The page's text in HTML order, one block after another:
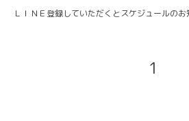
ＬＩＮＥ登録していただくとスケジュールの
1